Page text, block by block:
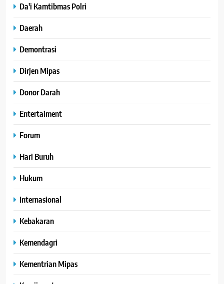
Da'i Kamtibmas Polri
Daerah
Demontrasi
Dirjen Mipas
Donor Darah
Entertaiment
Forum
Hari Buruh
Hukum
Internasional
Kebakaran
Kemendagri
Kementrian Mipas